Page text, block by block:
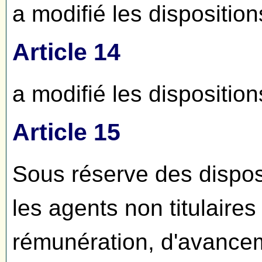
a modifié les
Article 14
a modifié les
Article 15
Sous réserve des
les agents non
rémunération,